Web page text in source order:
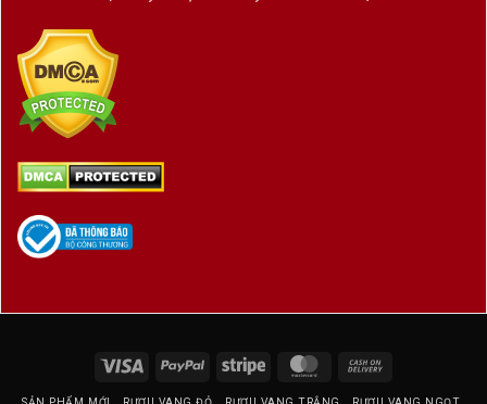
Visa PayPal Stripe MasterCard